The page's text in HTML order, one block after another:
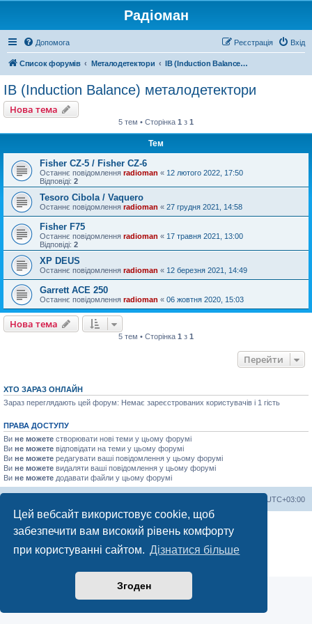
Цей вебсайт використовує cookie, щоб
забезпечити вам високий рівень комфорту
при користуванні сайтом. Дізнатися більше
Згоден
Радіоман
Допомога Вхід
Реєстрація
Список форумів Металодетектори IB (Induction Balance) металодетектори
IB (Induction Balance) металодетектори
Нова тема
5 тем • Сторінка 1 з 1
Тем
Fisher CZ-5 / Fisher CZ-6
Останнє повідомлення radioman « 12 лютого 2022, 17:50
Відповіді: 2
Tesoro Cibola / Vaquero
Останнє повідомлення radioman « 27 грудня 2021, 14:58
Fisher F75
Останнє повідомлення radioman « 17 травня 2021, 13:00
Відповіді: 2
XP DEUS
Останнє повідомлення radioman « 12 березня 2021, 14:49
Garrett ACE 250
Останнє повідомлення radioman « 06 жовтня 2020, 15:03
Нова тема
5 тем • Сторінка 1 з 1
Перейти
ХТО ЗАРАЗ ОНЛАЙН
Зараз переглядають цей форум: Немає зареєстрованих користувачів і 1 гість
ПРАВА ДОСТУПУ
Ви не можете створювати нові теми у цьому форумі
Ви не можете відповідати на теми у цьому форумі
Ви не можете редагувати ваші повідомлення у цьому форумі
Ви не можете видаляти ваші повідомлення у цьому форумі
Ви не можете додавати файли у цьому форумі
UTC+03:00
Український переклад © 2005-2023